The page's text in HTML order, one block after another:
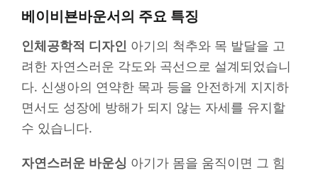
베이비뵨바운서의 주요 특징
인체공학적 디자인 아기의 척추와 목 발달을 고
려한 자연스러운 각도와 곡선으로 설계되었습니
다. 신생아의 연약한 목과 등을 안전하게 지지하
면서도 성장에 방해가 되지 않는 자세를 유지할
수 있습니다.
자연스러운 바운싱 아기가 몸을 움직이면 그 힘